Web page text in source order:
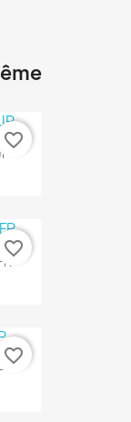
favorite_border
favorite_border
favorite_border